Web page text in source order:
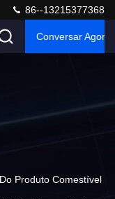
86--13215377368
Conversar Agora
Produto Comestível